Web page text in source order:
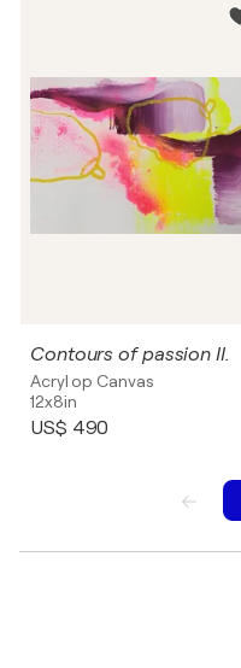
Contours of passion II.
Acryl op Canvas
12x8in
US$ 490